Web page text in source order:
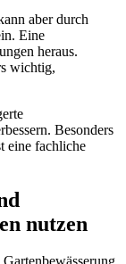
aber durch
Eine
heraus.
wichtig,
Besonders
eine fachliche
nutzen